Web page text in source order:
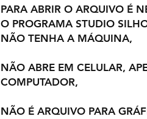
PARA ABRIR O ARQUIVO É
O PROGRAMA STUDIO
NÃO TENHA A MÁQUINA,
NÃO ABRE EM CELULAR,
COMPUTADOR,
NÃO É ARQUIVO PARA